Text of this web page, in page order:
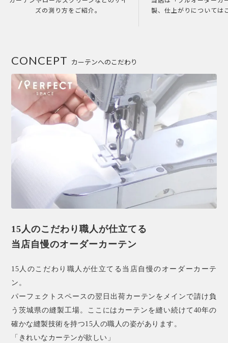
ズの測り方をご紹介。
製、仕上がりについては
カーテンへのこだわり
CONCEPT
15人のこだわり職人が仕立てる
当店自慢のオーダーカーテン
15人のこだわり職人が仕立てる当店自慢のオーダーカーテ
ン。
パーフェクトスペースの翌日出荷カーテンをメインで請け負
う茨城県の縫製工場。ここにはカーテンを縫い続けて40年の
確かな縫製技術を持つ15人の職人の姿があります。
「きれいなカーテンが欲しい」